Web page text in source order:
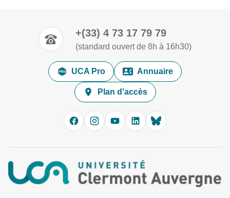
+(33) 4 73 17 79 79
(standard ouvert de 8h à 16h30)
UCA Pro Annuaire
Plan d'accès